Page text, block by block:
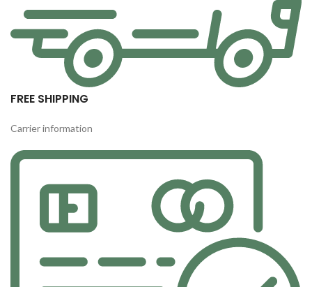
FREE SHIPPING
Carrier information